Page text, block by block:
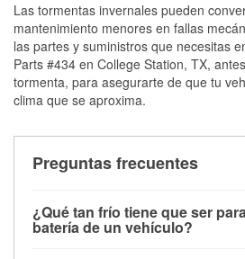
Las tormentas invernales pueden
mantenimiento menores en fallas
las partes y suministros que necesitas
Parts #434 en College Station, TX,
tormenta, para asegurarte de que tu
clima que se aproxima.
Preguntas frecuentes
¿Qué tan frío tiene que ser
batería de un vehículo?